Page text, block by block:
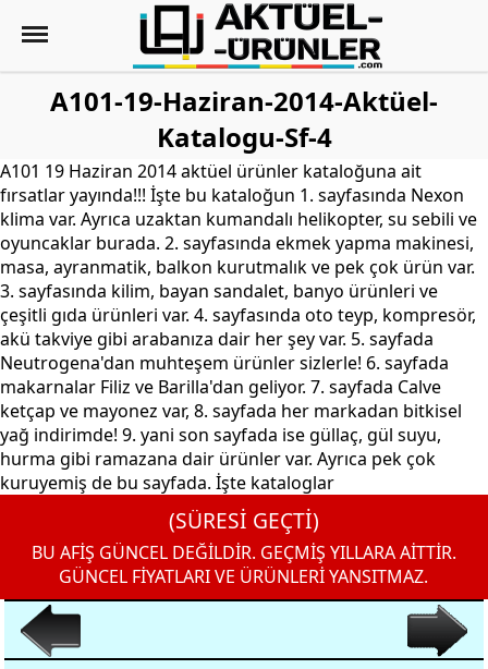
A101-19-Haziran-2014-Aktüel-
Katalogu-Sf-4
A101 19 Haziran 2014 aktüel ürünler kataloğuna ait
fırsatlar yayında!!! İşte bu kataloğun 1. sayfasında Nexon
klima var. Ayrıca uzaktan kumandalı helikopter, su sebili ve
oyuncaklar burada. 2. sayfasında ekmek yapma makinesi,
masa, ayranmatik, balkon kurutmalık ve pek çok ürün var.
3. sayfasında kilim, bayan sandalet, banyo ürünleri ve
çeşitli gıda ürünleri var. 4. sayfasında oto teyp, kompresör,
akü takviye gibi arabanıza dair her şey var. 5. sayfada
Neutrogena'dan muhteşem ürünler sizlerle! 6. sayfada
makarnalar Filiz ve Barilla'dan geliyor. 7. sayfada Calve
ketçap ve mayonez var, 8. sayfada her markadan bitkisel
yağ indirimde! 9. yani son sayfada ise güllaç, gül suyu,
hurma gibi ramazana dair ürünler var. Ayrıca pek çok
kuruyemiş de bu sayfada. İşte kataloglar
(SÜRESİ GEÇTİ)
BU AFİŞ GÜNCEL DEĞİLDİR. GEÇMİŞ YILLARA AİTTİR.
GÜNCEL FİYATLARI VE ÜRÜNLERİ YANSITMAZ.